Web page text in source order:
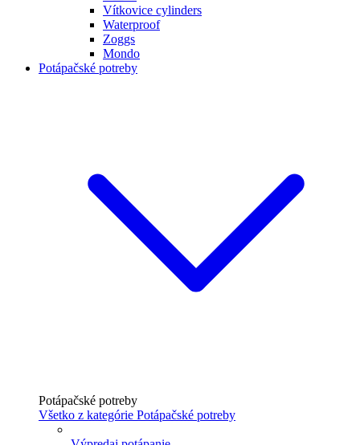
Vítkovice cylinders
Waterproof
Zoggs
Mondo
Potápačské potreby
Potápačské potreby
Všetko z kategórie Potápačské potreby